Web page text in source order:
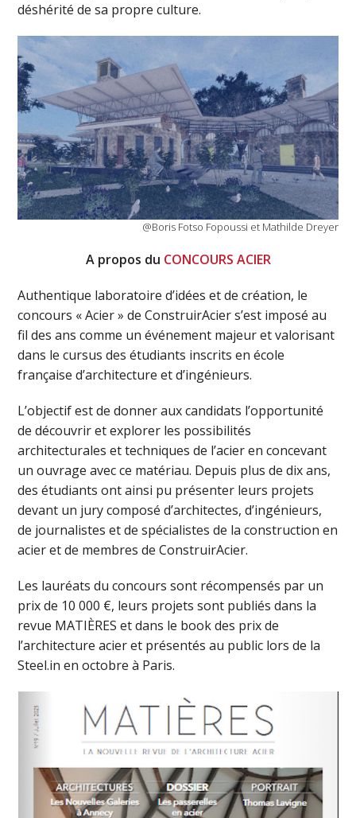
déshérité de sa propre culture.
@Boris Fotso Fopoussi et Mathilde Dreyer
A propos du CONCOURS ACIER
Authentique laboratoire d’idées et de création, le
concours « Acier » de ConstruirAcier s’est imposé au
fil des ans comme un événement majeur et valorisant
dans le cursus des étudiants inscrits en école
française d’architecture et d’ingénieurs.
L’objectif est de donner aux candidats l’opportunité
de découvrir et explorer les possibilités
architecturales et techniques de l’acier en concevant
un ouvrage avec ce matériau. Depuis plus de dix ans,
des étudiants ont ainsi pu présenter leurs projets
devant un jury composé d’architectes, d’ingénieurs,
de journalistes et de spécialistes de la construction en
acier et de membres de ConstruirAcier.
Les lauréats du concours sont récompensés par un
prix de 10 000 €, leurs projets sont publiés dans la
revue MATIÈRES et dans le book des prix de
l’architecture acier et présentés au public lors de la
Steel.in en octobre à Paris.